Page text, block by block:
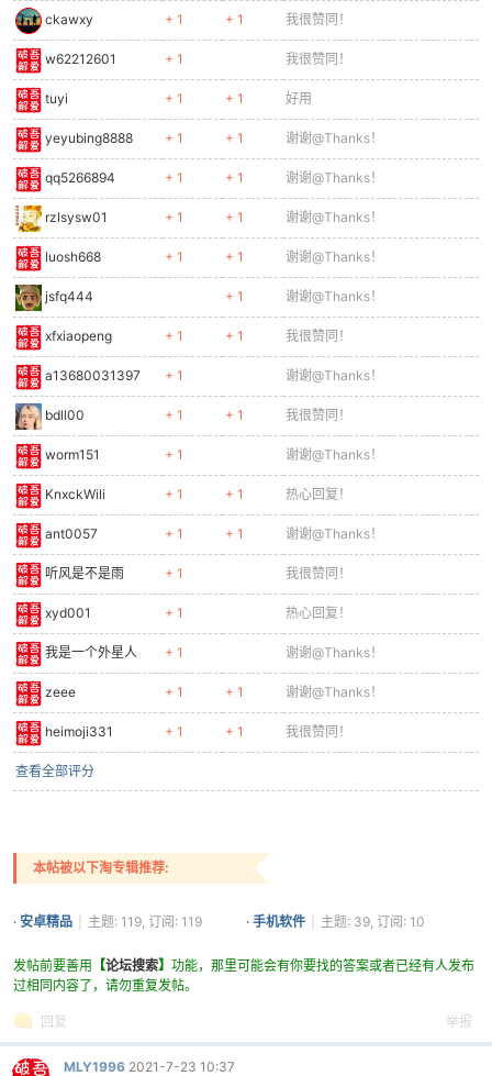
ckawxy + 1 + 1 我很赞同！
w62212601 + 1 我很赞同！
tuyi + 1 + 1 好用
yeyubing8888 + 1 + 1 谢谢@Thanks！
qq5266894 + 1 + 1 谢谢@Thanks！
rzlsysw01 + 1 + 1 谢谢@Thanks！
luosh668 + 1 + 1 谢谢@Thanks！
jsfq444 + 1 谢谢@Thanks！
xfxiaopeng + 1 + 1 我很赞同！
a13680031397 + 1 谢谢@Thanks！
bdll00 + 1 + 1 我很赞同！
worm151 + 1 谢谢@Thanks！
KnxckWili + 1 + 1 热心回复！
ant0057 + 1 + 1 谢谢@Thanks！
听风是不是雨 + 1 我很赞同！
xyd001 + 1 热心回复！
我是一个外星人 + 1 谢谢@Thanks！
zeee + 1 + 1 谢谢@Thanks！
heimoji331 + 1 + 1 我很赞同！
查看全部评分
本帖被以下淘专辑推荐:
· 安卓精品 主题: 119, 订阅: 119 · 手机软件 主题: 39, 订阅: 10
发帖前要善用 【论坛搜索】 功能，那里可能会有你要找的答案或者已经有人发布
过相同内容了，请勿重复发帖。
回复 举报
MLY1996 2021-7-23 10:37